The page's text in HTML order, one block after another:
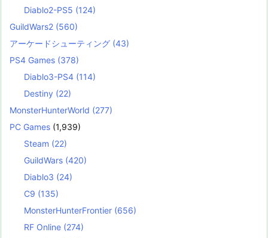
Diablo2-PS5 (124)
GuildWars2 (560)
アーケードシューティング (43)
PS4 Games (378)
Diablo3-PS4 (114)
Destiny (22)
MonsterHunterWorld (277)
PC Games (1,939)
Steam (22)
GuildWars (420)
Diablo3 (24)
C9 (135)
MonsterHunterFrontier (656)
RF Online (274)